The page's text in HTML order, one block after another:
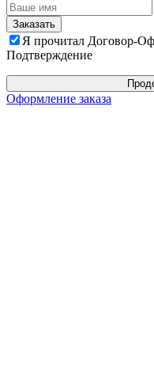
Я прочитал Договор-
Подтверждение
Оформление заказа